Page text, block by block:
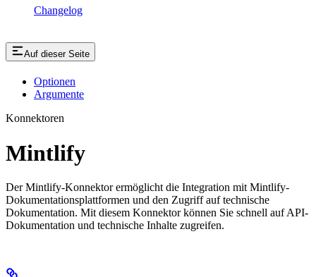
Changelog
Auf dieser Seite
Optionen
Argumente
Konnektoren
Mintlify
Der Mintlify-Konnektor ermöglicht die Integration mit Mintlify-
Dokumentationsplattformen und den Zugriff auf technische
Dokumentation. Mit diesem Konnektor können Sie schnell auf API-
Dokumentation und technische Inhalte zugreifen.